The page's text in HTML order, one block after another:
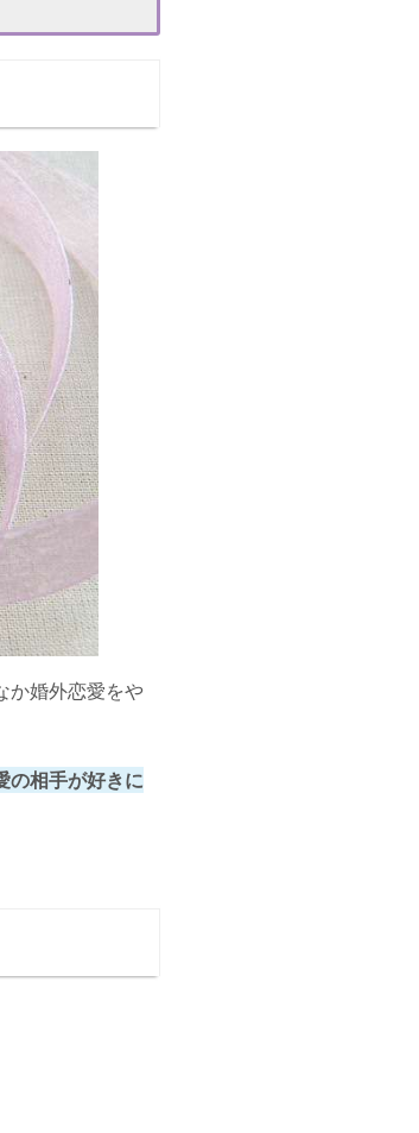
か婚外恋愛をや
の相手が好きに